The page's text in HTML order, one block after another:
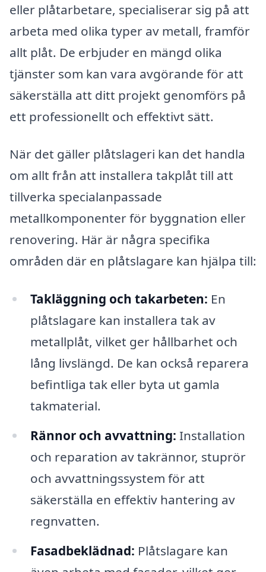
eller plåtarbetare, specialiserar sig på att
arbeta med olika typer av metall, framför
allt plåt. De erbjuder en mängd olika
tjänster som kan vara avgörande för att
säkerställa att ditt projekt genomförs på
ett professionellt och effektivt sätt.
När det gäller plåtslageri kan det handla
om allt från att installera takplåt till att
tillverka specialanpassade
metallkomponenter för byggnation eller
renovering. Här är några specifika
områden där en plåtslagare kan hjälpa till:
Takläggning och takarbeten: En
plåtslagare kan installera tak av
metallplåt, vilket ger hållbarhet och
lång livslängd. De kan också reparera
befintliga tak eller byta ut gamla
takmaterial.
Rännor och avvattning: Installation
och reparation av takrännor, stuprör
och avvattningssystem för att
säkerställa en effektiv hantering av
regnvatten.
Fasadbeklädnad: Plåtslagare kan